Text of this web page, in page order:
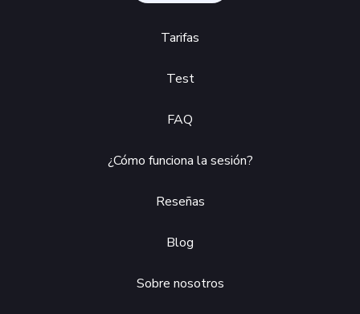
Tarifas
Test
FAQ
¿Cómo funciona la sesión?
Reseñas
Blog
Sobre nosotros